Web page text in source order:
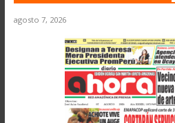
agosto 7, 2026